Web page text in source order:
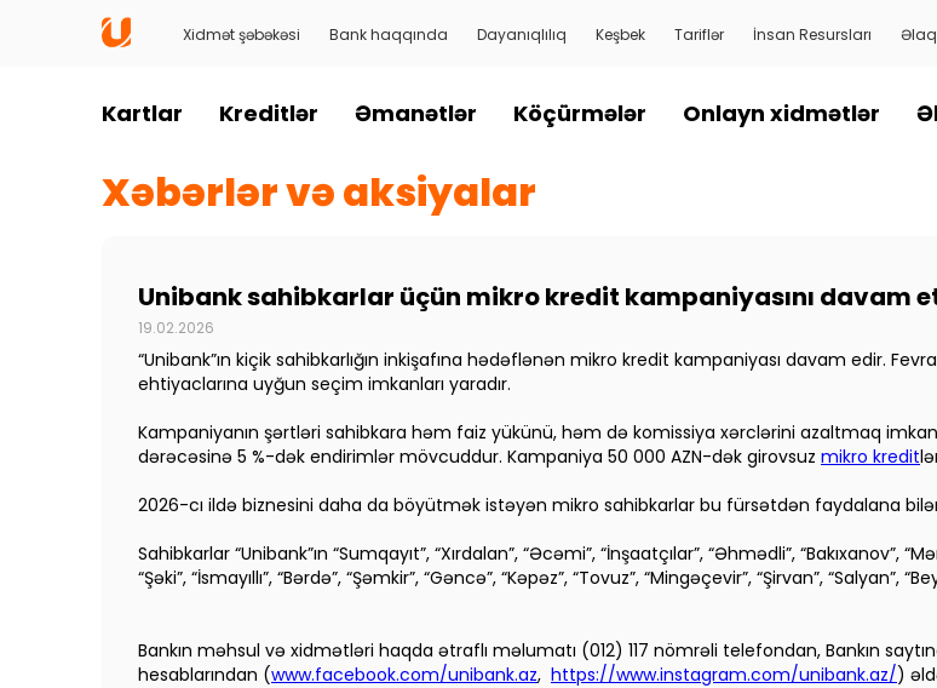
Xidmət şəbəkəsi Bank haqqında Dayanıqlılıq Keşbek Tariflər İnsan Resursları
Kartlar Kreditlər Əmanətlər Köçürmələr Onlayn xidmətlər
Xəbərlər və aksiyalar
Unibank sahibkarlar üçün mikro kredit kampaniyasını davam
19.02.2026
“Unibank”ın kiçik sahibkarlığın inkişafına hədəflənən mikro kredit kampaniyası davam edir.
ehtiyaclarına uyğun seçim imkanları yaradır.
Kampaniyanın şərtləri sahibkara həm faiz yükünü, həm də komissiya xərclərini azaltmaq
dərəcəsinə 5 %-dək endirimlər mövcuddur. Kampaniya 50 000 AZN-dək girovsuz mikro kredit
2026-cı ildə biznesini daha da böyütmək istəyən mikro sahibkarlar bu fürsətdən faydalana
Sahibkarlar “Unibank”ın “Sumqayıt”, “Xırdalan”, “Əcəmi”, “İnşaatçılar”, “Əhmədli”, “Bakıxanov”,
“Şəki”, “İsmayıllı”, “Bərdə”, “Şəmkir”, “Gəncə”, “Kəpəz”, “Tovuz”, “Mingəçevir”, “Şirvan”, “Salyan”,
Bankın məhsul və xidmətləri haqda ətraflı məlumatı (012) 117 nömrəli telefondan, Bankın
hesablarından (www.facebook.com/unibank.az, https://www.instagram.com/unibank.az/)